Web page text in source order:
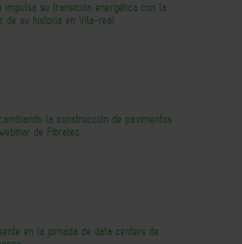
impulsa su transición energética con la
de su historia en Vila-real
la construcción de pavimentos
de Fibratec
en la jornada de data centers de